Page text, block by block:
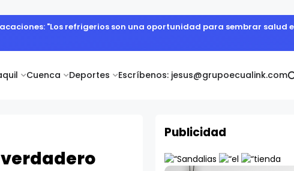
Cuenca Deportes Escríbenos: jesus@grupoecualink.com
"Los refrigerios son una oportunidad para sembrar salud
Publicidad